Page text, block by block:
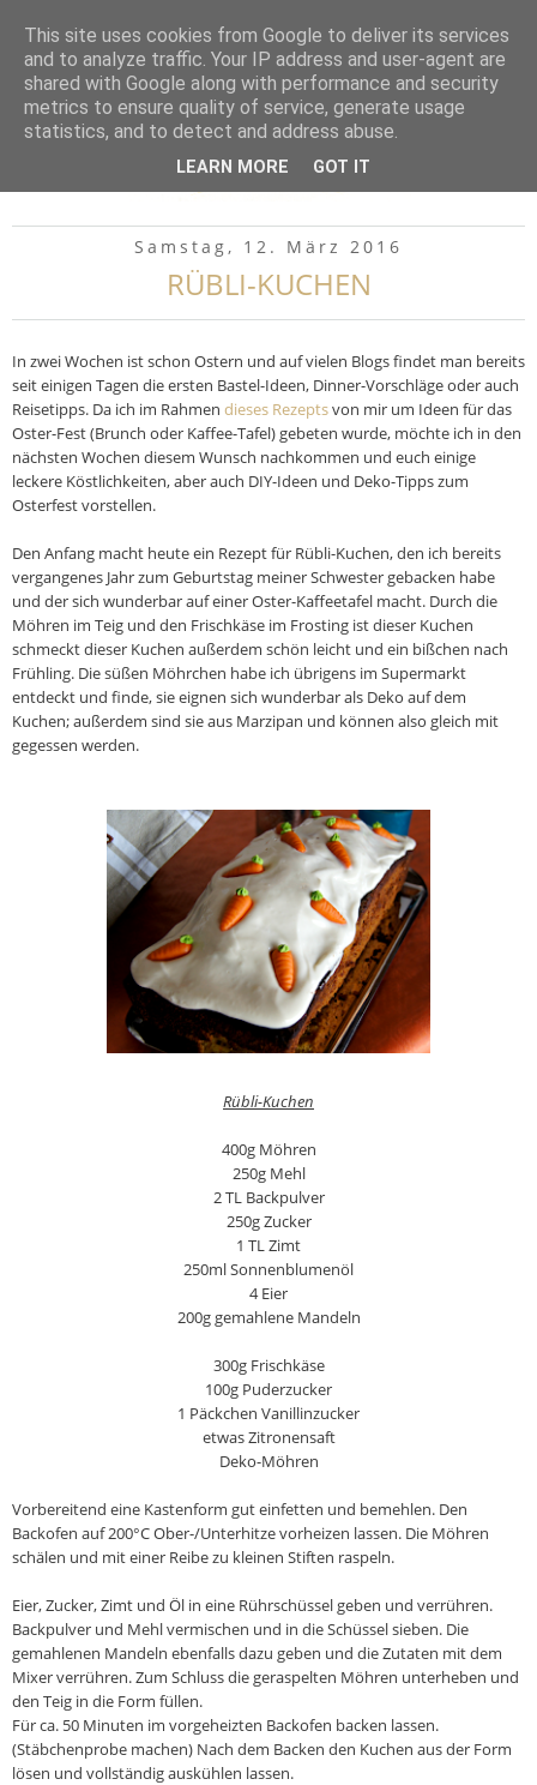
Samstag, 12. März 2016
RÜBLI-KUCHEN
In zwei Wochen ist schon Ostern und auf vielen Blogs findet man bereits
seit einigen Tagen die ersten Bastel-Ideen, Dinner-Vorschläge oder auch
Reisetipps. Da ich im Rahmen dieses Rezeptsvon mir um Ideen für das
Oster-Fest (Brunch oder Kaffee-Tafel) gebeten wurde, möchte ich in den
nächsten Wochen diesem Wunsch nachkommen und euch einige
leckere Köstlichkeiten, aber auch DIY-Ideen und Deko-Tipps zum
Osterfest vorstellen.
Den Anfang macht heute ein Rezept für Rübli-Kuchen, den ich bereits
vergangenes Jahr zum Geburtstag meiner Schwester gebacken habe
und der sich wunderbar auf einer Oster-Kaffeetafel macht. Durch die
Möhren im Teig und den Frischkäse im Frosting ist dieser Kuchen
schmeckt dieser Kuchen außerdem schön leicht und ein bißchen nach
Frühling. Die süßen Möhrchen habe ich übrigens im Supermarkt
entdeckt und finde, sie eignen sich wunderbar als Deko auf dem
Kuchen; außerdem sind sie aus Marzipan und können also gleich mit
gegessen werden.
Rübli-Kuchen
400g Möhren
250g Mehl
2 TL Backpulver
250g Zucker
1 TL Zimt
250ml Sonnenblumenöl
4 Eier
200g gemahlene Mandeln
300g Frischkäse
100g Puderzucker
1 Päckchen Vanillinzucker
etwas Zitronensaft
Deko-Möhren
Vorbereitend eine Kastenform gut einfetten und bemehlen. Den
Backofen auf 200°C Ober-/Unterhitze vorheizen lassen. Die Möhren
schälen und mit einer Reibe zu kleinen Stiften raspeln.
Eier, Zucker, Zimt und Öl in eine Rührschüssel geben und verrühren.
Backpulver und Mehl vermischen und in die Schüssel sieben. Die
gemahlenen Mandeln ebenfalls dazu geben und die Zutaten mit dem
Mixer verrühren. Zum Schluss die geraspelten Möhren unterheben und
den Teig in die Form füllen.
Für ca. 50 Minuten im vorgeheizten Backofen backen lassen.
(Stäbchenprobe machen) Nach dem Backen den Kuchen aus der Form
lösen und vollständig auskühlen lassen.
This site uses cookies from Google to deliver its services
and to analyze traffic. Your IP address and user-agent are
shared with Google along with performance and security
metrics to ensure quality of service, generate usage
statistics, and to detect and address abuse.
LEARN MORE GOT IT